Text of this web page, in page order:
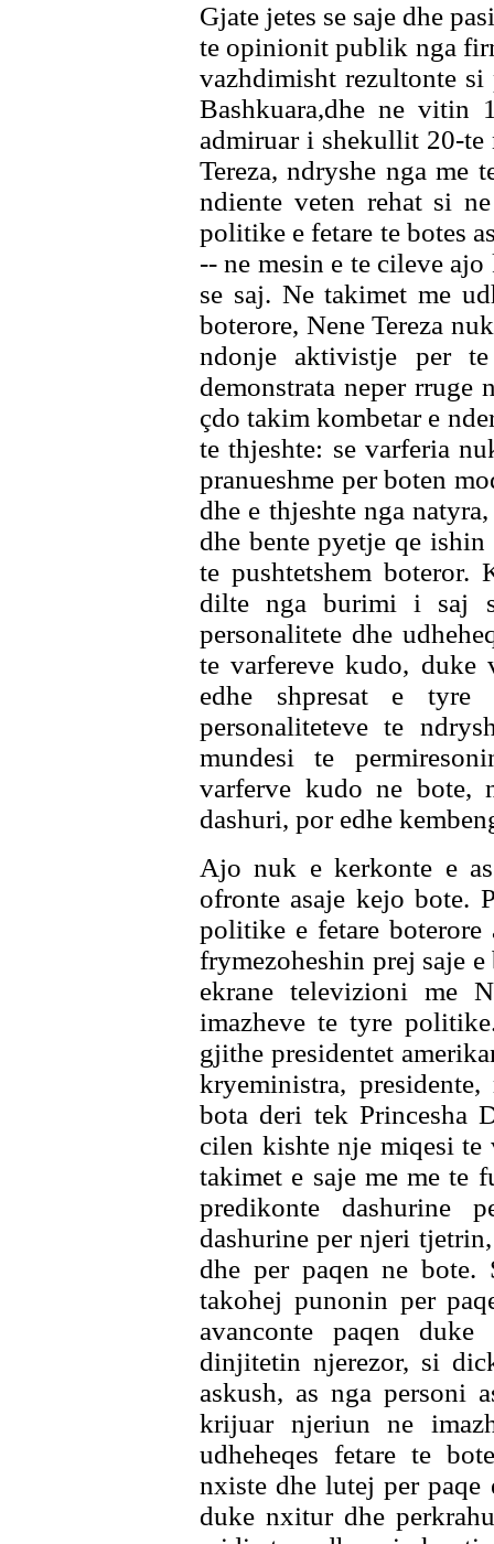
Gjate jetes se saje dhe
te opinionit publik nga
vazhdimisht rezultonte
Bashkuara,dhe ne
admiruar i shekullit 20-te
Tereza, ndryshe nga me
ndiente veten rehat si
politike e fetare te botes
-- ne mesin e te cileve ajo
se saj. Ne takimet me
boterore, Nene Tereza
ndonje aktivistje per
demonstrata neper rruge
çdo takim kombetar e
te thjeshte: se varferia
pranueshme per boten
dhe e thjeshte nga
dhe bente pyetje qe
te pushtetshem
dilte nga burimi i saj
personalitete dhe
te varfereve kudo, duke
edhe shpresat e tyre
personaliteteve te
mundesi te
varferve kudo ne bote,
dashuri, por edhe
Ajo nuk e kerkonte e
ofronte asaje kejo bote.
politike e fetare
frymezoheshin prej saje
ekrane televizioni me
imazheve te tyre
gjithe presidentet
kryeministra,
bota deri tek Princesha
cilen kishte nje miqesi te
takimet e saje me me te
predikonte dashurine
dashurine per njeri
dhe per paqen ne bote.
takohej punonin per
avanconte paqen
dinjitetin njerezor, si
askush, as nga personi
krijuar njeriun ne
udheheqes fetare te
nxiste dhe lutej per paqe
duke nxitur dhe